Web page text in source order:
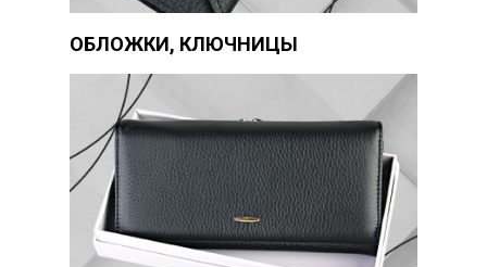
ОБЛОЖКИ, КЛЮЧНИЦЫ